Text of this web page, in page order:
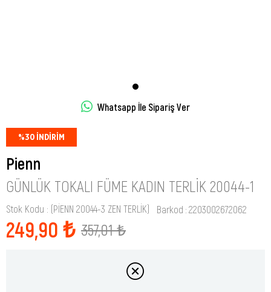
Whatsapp İle Sipariş Ver
%30 İNDIRIM
Pienn
GÜNLÜK TOKALI FÜME KADIN TERLIK 20044-1
Stok Kodu (PİENN 20044-3 ZEN TERLİK) Barkod : 2203002672062
357,01 ₺
249,90 ₺